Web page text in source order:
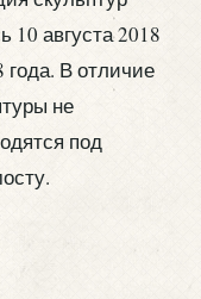
10 августа 2018
года. В отличие
не
под